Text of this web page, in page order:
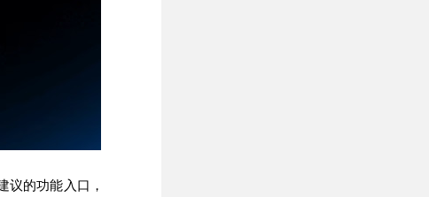
议的功能入口，